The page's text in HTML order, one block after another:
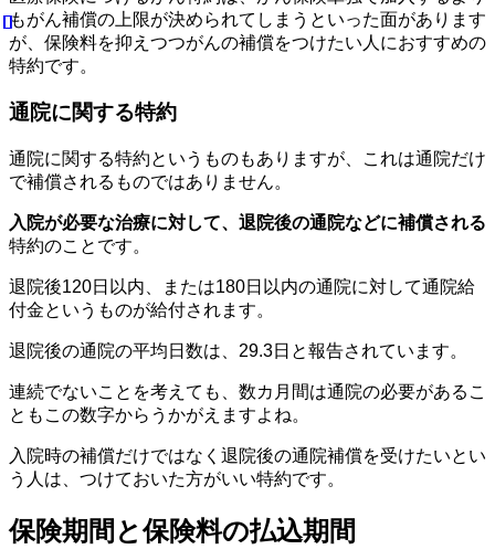
もがん補償の上限が決められてしまうといった面があります
が、保険料を抑えつつがんの補償をつけたい人におすすめの
特約です。
通院に関する特約
通院に関する特約というものもありますが、これは通院だけ
で補償されるものではありません。
入院が必要な治療に対して、退院後の通院などに補償される
特約のことです。
退院後120日以内、または180日以内の通院に対して通院給
付金というものが給付されます。
退院後の通院の平均日数は、29.3日と報告されています。
連続でないことを考えても、数カ月間は通院の必要があるこ
ともこの数字からうかがえますよね。
入院時の補償だけではなく退院後の通院補償を受けたいとい
う人は、つけておいた方がいい特約です。
保険期間と保険料の払込期間